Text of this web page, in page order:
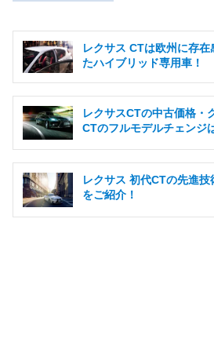
レクサス CTは欧州に存
たハイブリッド専用車！
レクサスCTの中古価格・
CTのフルモデルチェンジ
レクサス 初代CTの先進
をご紹介！